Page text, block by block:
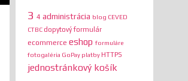
3 4 administrácia blog CEVED
CTBC dopytový formulár
ecommerce eshop formuláre
fotogaléria GoPay platby HTTPS
jednostránkový košík